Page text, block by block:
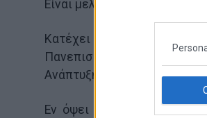
Είναι μέλος του
Κατέχει πτυχίο στα
Πανεπιστήμιο George
Ανάπτυξης Στελεχών στο
Εν όψει της ανάληψης